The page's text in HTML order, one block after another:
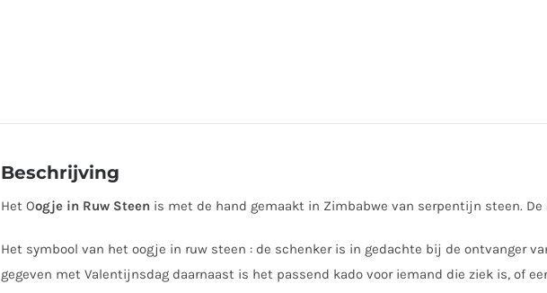
Beschrijving
Het Oogje in Ruw Steen is met de hand gemaakt in Zimbabwe van serpentijn steen. De
Het symbool van het oogje in ruw steen : de schenker is in gedachte bij de ontvanger
gegeven met Valentijnsdag daarnaast is het passend kado voor iemand die ziek is, of